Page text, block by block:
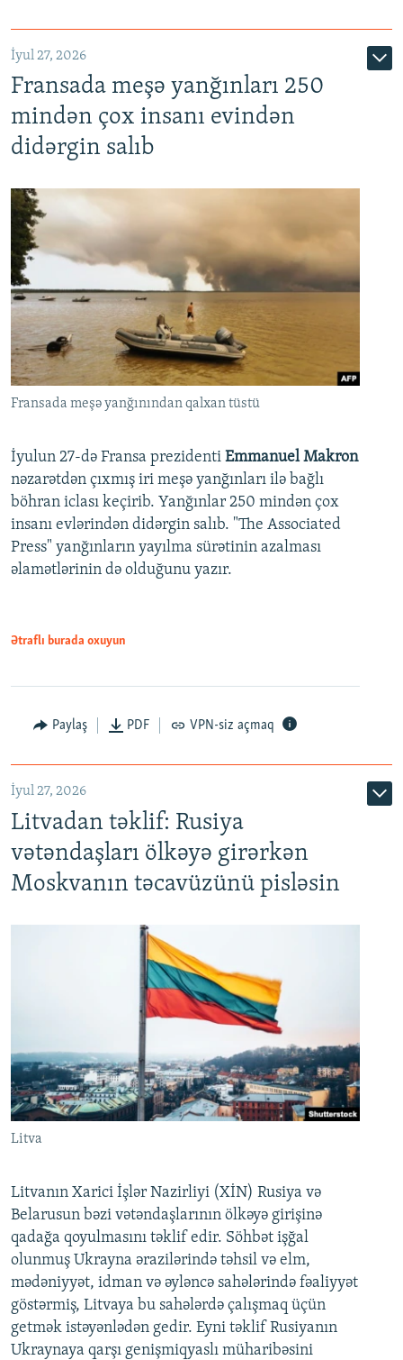
İyul 27, 2026
Fransada meşə yanğınları 250
mindən çox insanı evindən
didərgin salıb
Fransada meşə yanğınından qalxan tüstü
İyulun 27-də Fransa prezidenti Emmanuel Makron
nəzarətdən çıxmış iri meşə yanğınları ilə bağlı
böhran iclası keçirib. Yanğınlar 250 mindən çox
insanı evlərindən didərgin salıb. "The Associated
Press" yanğınların yayılma sürətinin azalması
əlamətlərinin də olduğunu yazır.
Ətraflı burada oxuyun
Paylaş PDF VPN-siz açmaq
İyul 27, 2026
Litvadan təklif: Rusiya
vətəndaşları ölkəyə girərkən
Moskvanın təcavüzünü pisləsin
Litva
Litvanın Xarici İşlər Nazirliyi (XİN) Rusiya və
Belarusun bəzi vətəndaşlarının ölkəyə girişinə
qadağa qoyulmasını təklif edir. Söhbət işğal
olunmuş Ukrayna ərazilərində təhsil və elm,
mədəniyyət, idman və əyləncə sahələrində fəaliyyət
göstərmiş, Litvaya bu sahələrdə çalışmaq üçün
getmək istəyənlədən gedir. Eyni təklif Rusiyanın
Ukraynaya qarşı genişmiqyaslı müharibəsini